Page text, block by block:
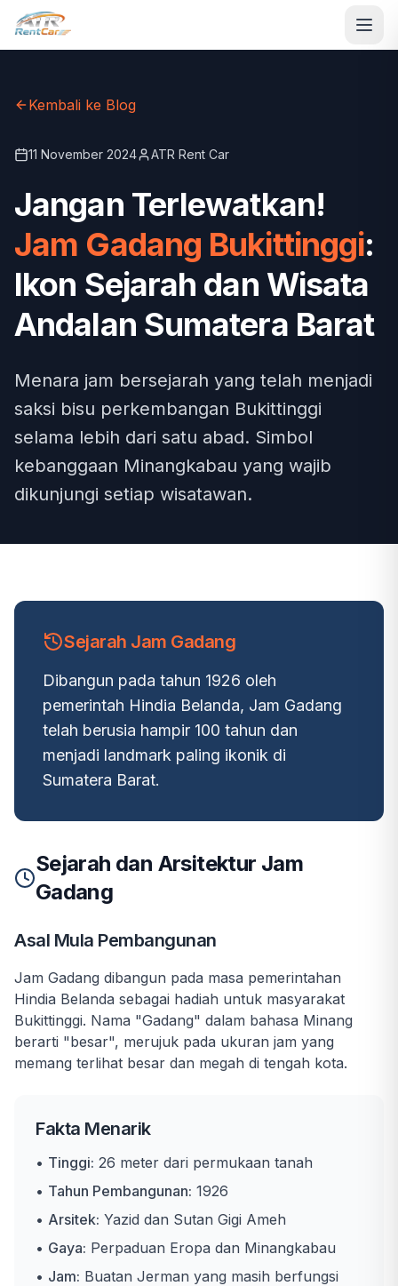
Kembali ke Blog
11 November 2024 ATR Rent Car
Jangan Terlewatkan!
Jam Gadang Bukittinggi:
Ikon Sejarah dan Wisata
Andalan Sumatera Barat
Menara jam bersejarah yang telah menjadi
saksi bisu perkembangan Bukittinggi
selama lebih dari satu abad. Simbol
kebanggaan Minangkabau yang wajib
dikunjungi setiap wisatawan.
Sejarah Jam Gadang
Dibangun pada tahun 1926 oleh
pemerintah Hindia Belanda, Jam Gadang
telah berusia hampir 100 tahun dan
menjadi landmark paling ikonik di
Sumatera Barat.
Sejarah dan Arsitektur Jam
Gadang
Asal Mula Pembangunan
Jam Gadang dibangun pada masa pemerintahan
Hindia Belanda sebagai hadiah untuk masyarakat
Bukittinggi. Nama "Gadang" dalam bahasa Minang
berarti "besar", merujuk pada ukuran jam yang
memang terlihat besar dan megah di tengah kota.
Fakta Menarik
• Tinggi: 26 meter dari permukaan tanah
• Tahun Pembangunan: 1926
• Arsitek: Yazid dan Sutan Gigi Ameh
• Gaya: Perpaduan Eropa dan Minangkabau
• Jam: Buatan Jerman yang masih berfungsi